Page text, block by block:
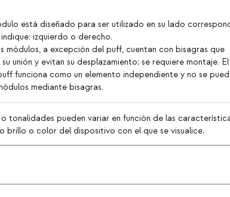
está diseñado para ser utilizado en su lado
indique: izquierdo o derecho.
módulos, a excepción del puff, cuentan con bisagras que
unión y evitan su desplazamiento; se requiere montaje. El
funciona como un elemento independiente y no se
mediante bisagras.
tonalidades pueden variar en función de las
brillo o color del dispositivo con el que se visualice.